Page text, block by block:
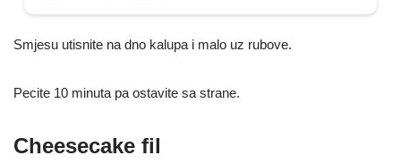
Smjesu utisnite na dno kalupa i malo uz rubove.
Pecite 10 minuta pa ostavite sa strane.
Cheesecake fil